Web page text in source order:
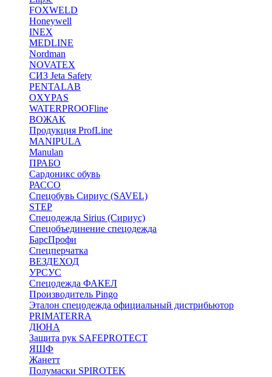
FOXWELD
Honeywell
INEX
MEDLINE
Nordman
NOVATEX
СИЗ Jeta Safety
PENTALAB
OXYPAS
WATERPROOFline
ВОЖАК
Продукция ProfLine
MANIPULA
Manulan
ПРАБО
Сардоникс обувь
РАССО
Спецобувь Сириус (SAVEL)
STEP
Спецодежда Sirius (Сириус)
Спецобъединение спецодежда
БарсПрофи
Спецперчатка
ВЕЗДЕХОД
УРСУС
Спецодежда ФАКЕЛ
Производитель Pingo
Эталон спецодежда официальный дистрибьютор
PRIMATERRA
ДЮНА
Защита рук SAFEPROTECT
ЯШФ
Жанетт
Полумаски SPIROTEK